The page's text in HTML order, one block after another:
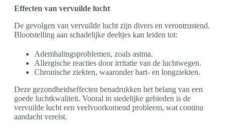
Effecten van vervuilde lucht
De gevolgen van vervuilde lucht zijn divers en verontrustend.
Blootstelling aan schadelijke deeltjes kan leiden tot:
Ademhalingsproblemen, zoals astma.
Allergische reacties door irritatie van de luchtwegen.
Chronische ziekten, waaronder hart- en longziekten.
Deze gezondheidseffecten benadrukken het belang van een
goede luchtkwaliteit. Vooral in stedelijke gebieden is de
vervuilde lucht een veelvoorkomend probleem, wat continu
aandacht vereist.